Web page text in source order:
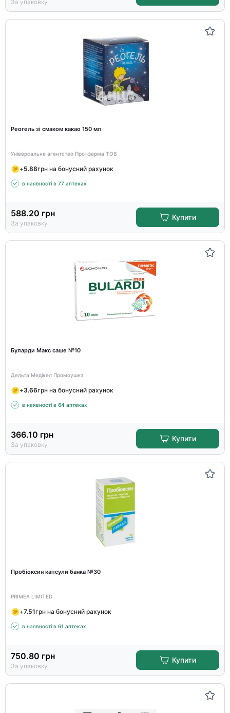
За упаковку
Реогель зі смаком какао 150 мл
Універсальне агентство Про-фарма ТОВ
+5.88грн на бонусний рахунок
в наявності в 77 аптеках
588.20 грн
За упаковку
Купити
Буларди Макс саше №10
Дельта Медікел Промоушнз
+3.66грн на бонусний рахунок
в наявності в 64 аптеках
366.10 грн
За упаковку
Купити
Пробіоксин капсули банка №30
PRIMEA LIMITED
+7.51грн на бонусний рахунок
в наявності в 61 аптеках
750.80 грн
За упаковку
Купити